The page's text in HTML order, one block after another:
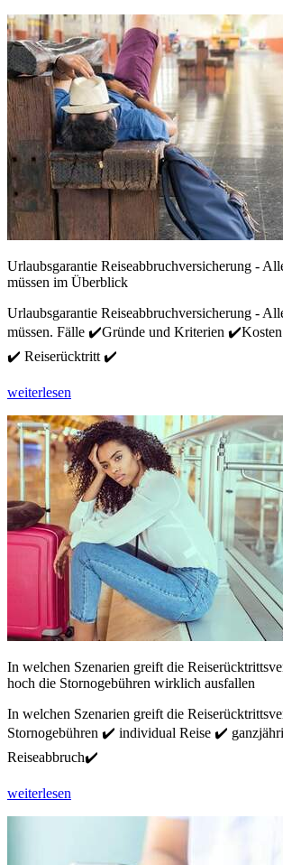
Urlaubsgarantie Reiseabbruchversicherung -
müssen im Überblick
Urlaubsgarantie Reiseabbruchversicherung -
müssen. Fälle ✔️Gründe und Kriterien
✔️ Reiserücktritt ✔️
weiterlesen
In welchen Szenarien greift die
hoch die Stornogebühren wirklich ausfallen
In welchen Szenarien greift die
Stornogebühren ✔️ individual Reise ✔️
Reiseabbruch✔️
weiterlesen